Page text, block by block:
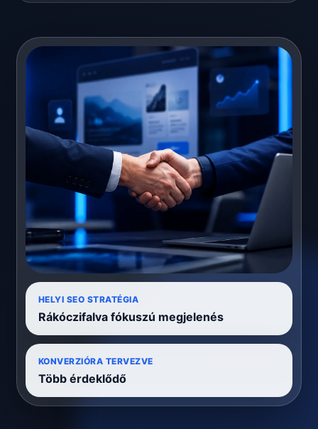
HELYI SEO STRATÉGIA
Rákóczifalva fókuszú megjelenés
KONVERZIÓRA TERVEZVE
Több érdeklődő